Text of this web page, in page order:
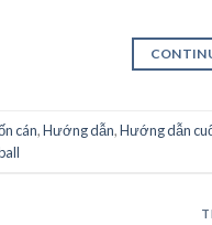
cán,Hướng dẫn,Hướng dẫn